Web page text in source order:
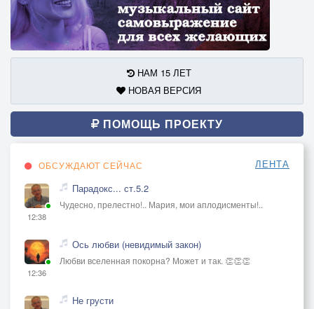
НАМ 15 ЛЕТ
НОВАЯ ВЕРСИЯ
ПОМОЩЬ ПРОЕКТУ
ОБСУЖДАЮТ СЕЙЧАС ЛЕНТА
12:38
Парадокс... ст.5.2
Чудесно, прелестно!.. Мария, мои аплодисменты!..
12:36
Ось любви (невидимый закон)
Любви вселенная покорна? Может и так. 👏👏👏
Не грусти